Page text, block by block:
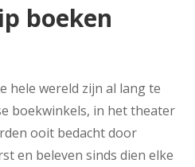
boeken
hele wereld zijn al lang te
boekwinkels, in het theater
ooit bedacht door
en beleven sinds dien elke